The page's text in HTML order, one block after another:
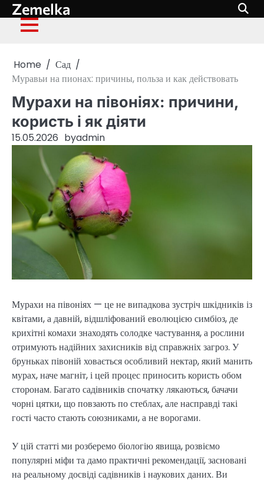
Skip
to
content
Zemelka
Home
Сад
Муравьи на пионах: причины, польза и как действовать
Мурахи на півоніях: причини,
користь і як діяти
15.05.2026 byadmin
Мурахи на півоніях — це не випадкова зустріч шкідників із
квітами, а давній, відшліфований еволюцією симбіоз, де
крихітні комахи знаходять солодке частування, а рослини
отримують надійних захисників від справжніх загроз. У
бруньках півоній ховається особливий нектар, який манить
мурах, наче магніт, і цей процес приносить користь обом
сторонам. Багато садівників спочатку лякаються, бачачи
чорні цятки, що повзають по стеблах, але насправді такі
гості часто стають союзниками, а не ворогами.
У цій статті ми розберемо біологію явища, розвіємо
популярні міфи та дамо практичні рекомендації, засновані
на реальному досвіді садівників і наукових даних. Ви